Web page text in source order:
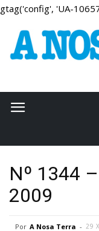
gtag('config', 'UA-
Nº 1344
2009
Por A Nosa Terra - 29